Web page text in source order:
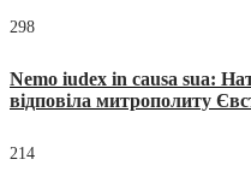
298
Nemo iudex in causa sua:
відповіла митрополиту
214